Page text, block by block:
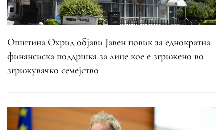
Општина Охрид објави Јавен повик за еднократна
финансиска поддршка за лице кое е згрижено во
згрижувачко семејство